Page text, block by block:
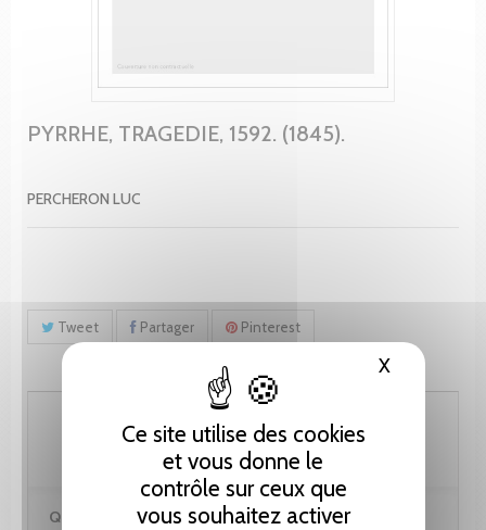
Ce site utilise des cookies
et vous donne le
contrôle sur ceux que
vous souhaitez activer
XMasquer
PYRRHE, TRAGEDIE, 1592. (1845).
PERCHERON LUC
Tweet Partager Pinterest
30.80 CHF
Quantité :